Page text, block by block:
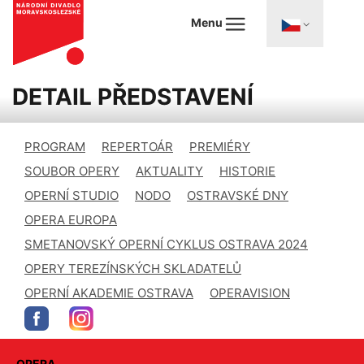
Menu
DETAIL PŘEDSTAVENÍ
PROGRAM REPERTOÁR
PREMIÉRY
SOUBOR OPERY
AKTUALITY
HISTORIE
OPERNÍ STUDIO
NODO
OSTRAVSKÉ DNY
OPERA EUROPA
SMETANOVSKÝ OPERNÍ CYKLUS OSTRAVA 2024
OPERY TEREZÍNSKÝCH SKLADATELŮ
OPERNÍ AKADEMIE OSTRAVA
OPERAVISION